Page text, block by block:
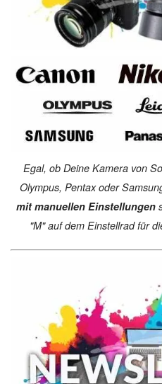
Egal, ob Deine Kamera von
Olympus, Pentax oder
mit manuellen Einstellungen
"M" auf dem Einstellrad für